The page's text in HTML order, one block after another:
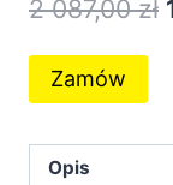
2 087,00zł
ilość
Kurs
Zamów
Opis